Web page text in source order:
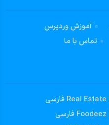
آموزش وردپرس
تماس با ما